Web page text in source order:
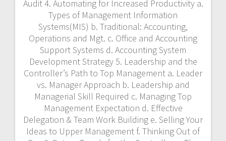
Consulting vs. Number Crunching f. Specific
Roles for Your Management Team Studi Kasus /
Praktek pemecahan masalah Essentials of the
Controllership METODE pelatihan Konsep
Controllership online Zoom Metode Training
Essentials of the Controllership dapat
menggunakan fasilitas training zoom atau
training online, dan bisa juga training offline
atau training tatap muka. INSTRUKTUR
pelatihan Prinsip Essentials of the
Controllership online Zoom Instruktur yang
mengajar pelatihan Essentials of the